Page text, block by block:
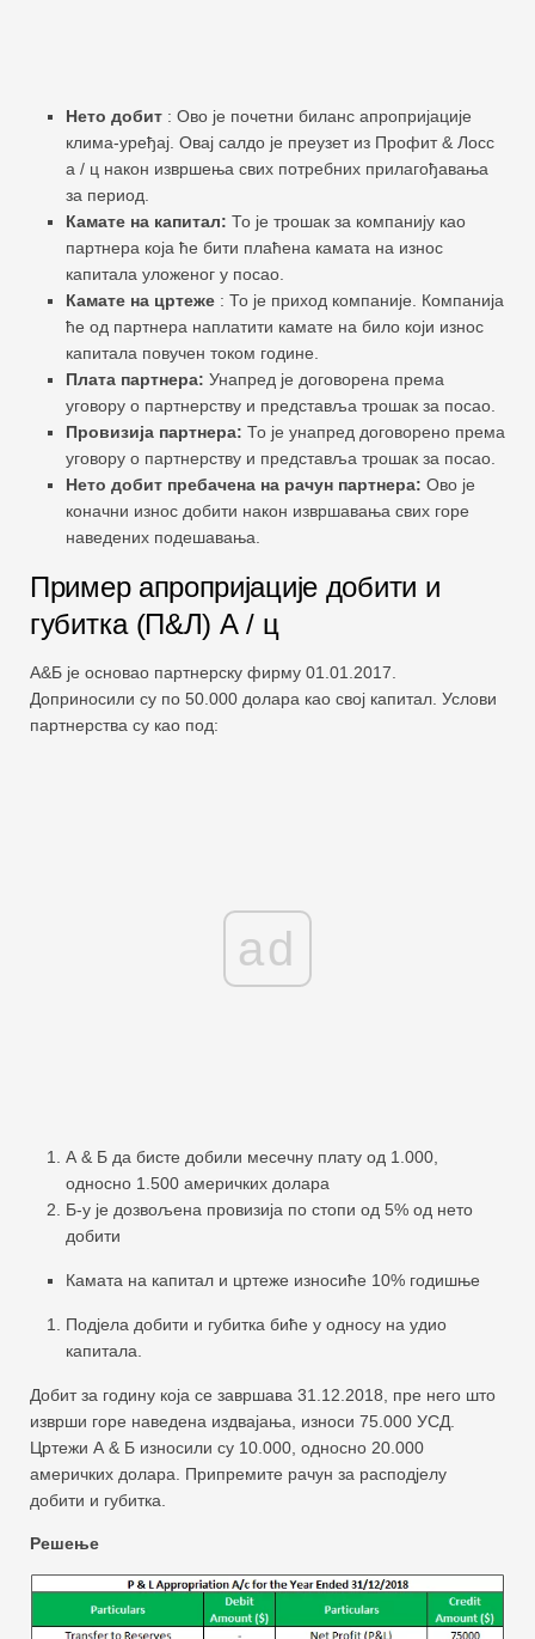
Нето добит : Ово је почетни биланс апропријације
клима-уређај. Овај салдо је преузет из Профит & Лосс
а / ц након извршења свих потребних прилагођавања
за период.
Камате на капитал: То је трошак за компанију као
партнера која ће бити плаћена камата на износ
капитала уложеног у посао.
Камате на цртеже : То је приход компаније. Компанија
ће од партнера наплатити камате на било који износ
капитала повучен током године.
Плата партнера: Унапред је договорена према
уговору о партнерству и представља трошак за посао.
Провизија партнера: То је унапред договорено према
уговору о партнерству и представља трошак за посао.
Нето добит пребачена на рачун партнера: Ово је
коначни износ добити након извршавања свих горе
наведених подешавања.
Пример апропријације добити и
губитка (П&Л) А / ц
А&Б је основао партнерску фирму 01.01.2017.
Доприносили су по 50.000 долара као свој капитал. Услови
партнерства су као под:
ad
А & Б да бисте добили месечну плату од 1.000,
односно 1.500 америчких долара
Б-у је дозвољена провизија по стопи од 5% од нето
добити
Камата на капитал и цртеже износиће 10% годишње
Подјела добити и губитка биће у односу на удио
капитала.
Добит за годину која се завршава 31.12.2018, пре него што
изврши горе наведена издвајања, износи 75.000 УСД.
Цртежи А & Б износили су 10.000, односно 20.000
америчких долара. Припремите рачун за расподјелу
добити и губитка.
Решење